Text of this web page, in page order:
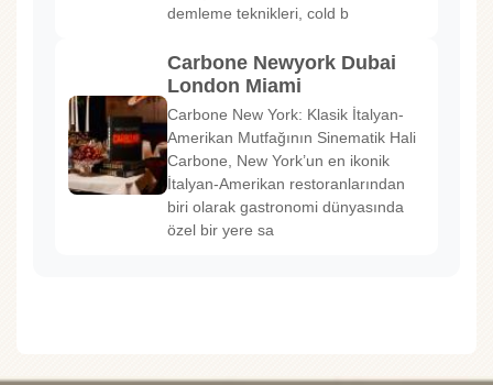
demleme teknikleri, cold b
Carbone Newyork Dubai
London Miami
Carbone New York: Klasik İtalyan-
Amerikan Mutfağının Sinematik Hali
Carbone, New York’un en ikonik
İtalyan-Amerikan restoranlarından
biri olarak gastronomi dünyasında
özel bir yere sa